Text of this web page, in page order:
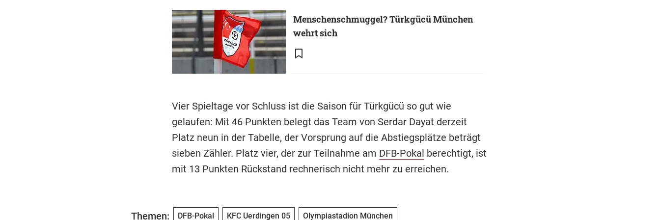
Menschenschmuggel? Türkgücü München
wehrt sich
Vier Spieltage vor Schluss ist die Saison für Türkgücü so gut wie
gelaufen: Mit 46 Punkten belegt das Team von Serdar Dayat derzeit
Platz neun in der Tabelle, der Vorsprung auf die Abstiegsplätze beträgt
sieben Zähler. Platz vier, der zur Teilnahme am DFB-Pokal berechtigt, ist
mit 13 Punkten Rückstand rechnerisch nicht mehr zu erreichen.
Themen: DFB-Pokal KFC Uerdingen 05 Olympiastadion München